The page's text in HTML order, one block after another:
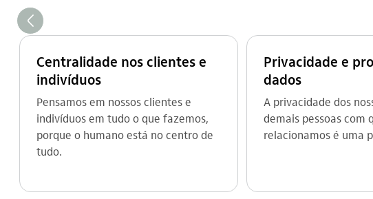
seta_esquerda
Centralidade nos clientes e
indivíduos
Pensamos em nossos clientes e
indivíduos em tudo o que fazemos,
porque o humano está no centro de
tudo.
Privacidade e
dados
A privacidade dos
demais pessoas com
relacionamos é uma